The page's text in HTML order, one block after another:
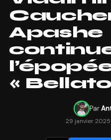
Apashe
«
Par
29 janvier 2025